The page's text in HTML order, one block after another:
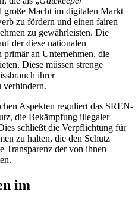
große Macht im digitalen Markt
zu fördern und einen fairen
zu gewährleisten. Die
der diese nationalen
primär an Unternehmen, die
Diese müssen strenge
ihrer
verhindern.
Aspekten reguliert das SREN-
, die Bekämpfung illegaler
schließt die Verpflichtung für
zu halten, die den Schutz
Transparenz der von ihnen
im